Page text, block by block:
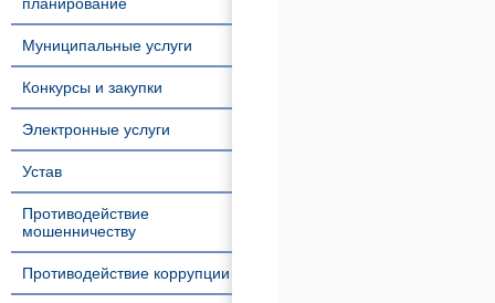
Муниципальные услуги
Конкурсы и закупки
Электронные услуги
Устав
Противодействие
мошенничеству
Противодействие коррупции